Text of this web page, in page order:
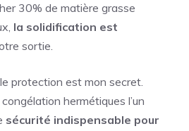
30% de matière grasse
la solidification est
sortie.
protection est mon secret.
hermétiques l’un
sécurité indispensable pour